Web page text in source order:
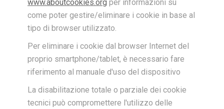
www.aboutcookies.org per informazioni su
come poter gestire/eliminare i cookie in base al
tipo di browser utilizzato.
Per eliminare i cookie dal browser Internet del
proprio smartphone/tablet, è necessario fare
riferimento al manuale d'uso del dispositivo
La disabilitazione totale o parziale dei cookie
tecnici può compromettere l'utilizzo delle